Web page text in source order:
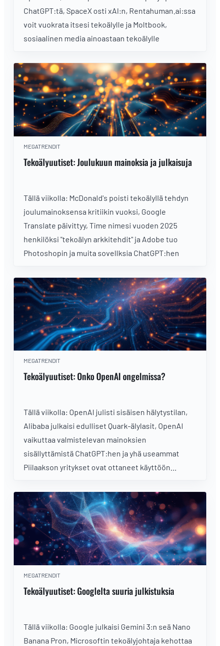
ChatGPT:tä, SpaceX osti xAI:n, Rentahuman.ai:ssa
voit vuokrata itsesi tekoälylle ja Moltbook,
sosiaalinen media ainoastaan tekoälylle
MEGATRENDIT
Tekoälyuutiset: Joulukuun mainoksia ja julkaisuja
Tällä viikolla: McDonald's poisti tekoälyllä tehdyn
joulumainoksensa kritiikin vuoksi, Google
Translate päivittyy, Time nimesi vuoden 2025
henkilöksi "tekoälyn arkkitehdit" ja Adobe tuo
Photoshopin ja muita sovellksia ChatGPT:hen
MEGATRENDIT
Tekoälyuutiset: Onko OpenAI ongelmissa?
Tällä viikolla: OpenAI julisti sisäisen hälytystilan,
Alibaba julkaisi edulliset Quark-älylasit, OpenAI
vaikuttaa valmistelevan mainoksien
sisällyttämistä ChatGPT:hen ja yhä useammat
Piilaakson yritykset ovat ottaneet käyttöön
MEGATRENDIT
Tekoälyuutiset: Googlelta suuria julkistuksia
Tällä viikolla: Google julkaisi Gemini 3:n seä Nano
Banana Pron, Microsoftin tekoälyjohtaja kehottaa